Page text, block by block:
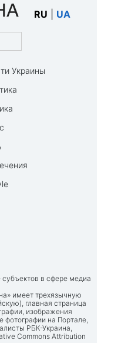
RU UA
Украины
в сфере медиа
имеет трехязычную
главная страница
изображения
фотографии на Портале,
РБК-Украина,
Commons Attribution